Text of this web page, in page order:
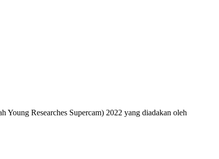
Researches Supercam) 2022 yang diadakan oleh